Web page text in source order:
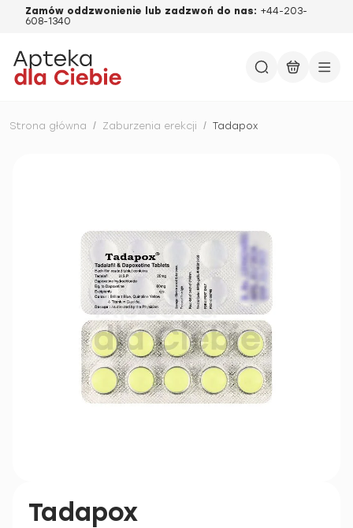
Zamów oddzwonienie lub zadzwoń do nas: +44-203-
608-1340
Strona główna / Zaburzenia erekcji / Tadapox
Tadapox